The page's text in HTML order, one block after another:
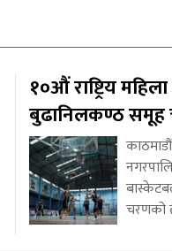
१०औं राष्ट्रिय
बुढानिलकण्ठ समूह
चरणको